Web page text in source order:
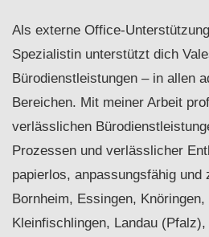
Als externe Office-
Spezialistin unterstützt dich
Bürodienstleistungen – in allen
Bereichen. Mit meiner Arbeit
verlässlichen
Prozessen und verlässlicher
papierlos, anpassungsfähig und
Bornheim, Essingen,
Kleinfischlingen, Landau